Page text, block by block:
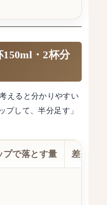
・2杯分
えると分かりやすい
プして、半分足す」
プで落とす量 差し湯